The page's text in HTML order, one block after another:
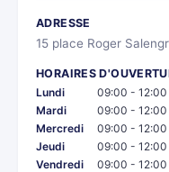
ADRESSE
15 place Roger
HORAIRES
Lundi
09:00 -
Mardi
09:00 -
Mercredi
09:00 -
Jeudi
09:00 -
Vendredi
09:00 -